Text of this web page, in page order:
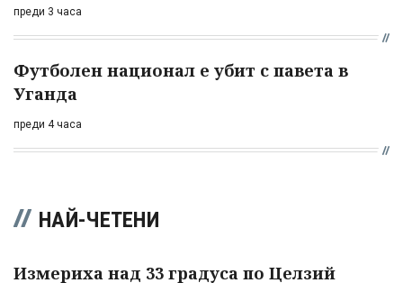
преди 3 часа
Футболен национал е убит с павета в
Уганда
преди 4 часа
НАЙ-ЧЕТЕНИ
Измериха над 33 градуса по Целзий